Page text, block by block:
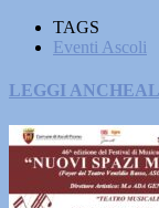
TAGS
Eventi Ascoli
LEGGI ANCHE